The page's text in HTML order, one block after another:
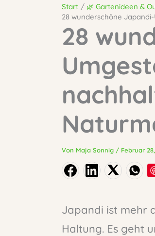
Start 🌿 Gartenideen &
28 wunderschöne
28
Von Maja Sonnig / Februar
Japandi ist mehr
Haltung. Es geht